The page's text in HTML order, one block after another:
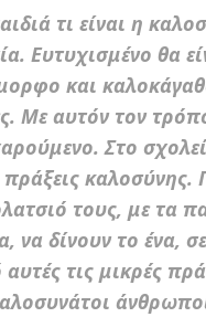
τι είναι η
Ευτυχισμένο θα
και
Με αυτόν τον
Στο
καλοσύνης.
τους, με τα
να δίνουν το ένα,
τις μικρές